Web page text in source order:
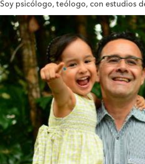
Soy psicólogo, teólogo, con estudios